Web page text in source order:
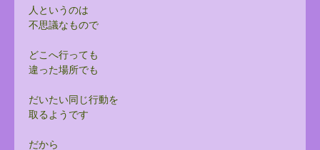
人というのは
不思議なもので
どこへ行っても
違った場所でも
だいたい同じ行動を
取るようです
だから